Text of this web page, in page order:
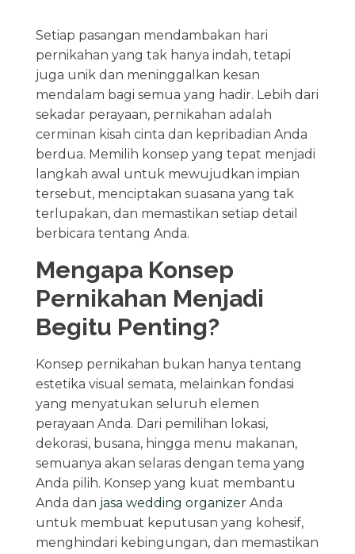
Setiap pasangan mendambakan hari
pernikahan yang tak hanya indah, tetapi
juga unik dan meninggalkan kesan
mendalam bagi semua yang hadir. Lebih dari
sekadar perayaan, pernikahan adalah
cerminan kisah cinta dan kepribadian Anda
berdua. Memilih konsep yang tepat menjadi
langkah awal untuk mewujudkan impian
tersebut, menciptakan suasana yang tak
terlupakan, dan memastikan setiap detail
berbicara tentang Anda.
Mengapa Konsep
Pernikahan Menjadi
Begitu Penting?
Konsep pernikahan bukan hanya tentang
estetika visual semata, melainkan fondasi
yang menyatukan seluruh elemen
perayaan Anda. Dari pemilihan lokasi,
dekorasi, busana, hingga menu makanan,
semuanya akan selaras dengan tema yang
Anda pilih. Konsep yang kuat membantu
Anda dan jasa wedding organizerAnda
untuk membuat keputusan yang kohesif,
menghindari kebingungan, dan memastikan